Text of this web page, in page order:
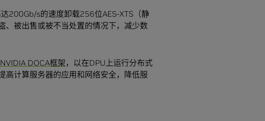
200Gb/s的速度卸载256位AES-XTS（静
、被出售或被不当处置的情况下，减少数
NVIDIA DOCA框架，以在DPU上运行分布式
高计算服务器的应用和网络安全，降低服